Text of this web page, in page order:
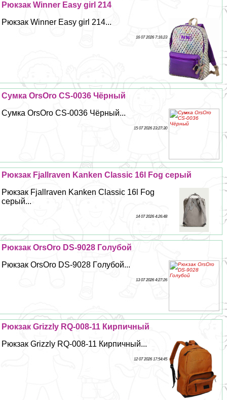
Рюкзак Winner Easy girl 214
Рюкзак Winner Easy girl 214...
16 07 2026 7:16:23
Сумка OrsOro CS-0036 Чёрный
Сумка OrsOro CS-0036 Чёрный...
15 07 2026 23:27:30
Рюкзак Fjallraven Kanken Classic 16l Fog серый
Рюкзак Fjallraven Kanken Classic 16l Fog
серый...
14 07 2026 4:26:48
Рюкзак OrsOro DS-9028 Гoлyбой
Рюкзак OrsOro DS-9028 Гoлyбой...
13 07 2026 4:27:26
Рюкзак Grizzly RQ-008-11 Кирпичный
Рюкзак Grizzly RQ-008-11 Кирпичный...
12 07 2026 17:54:45